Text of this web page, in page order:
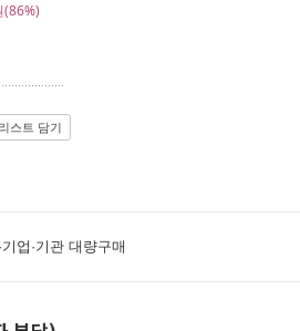
(86%)
스트 담기
기업·기관 대량구매